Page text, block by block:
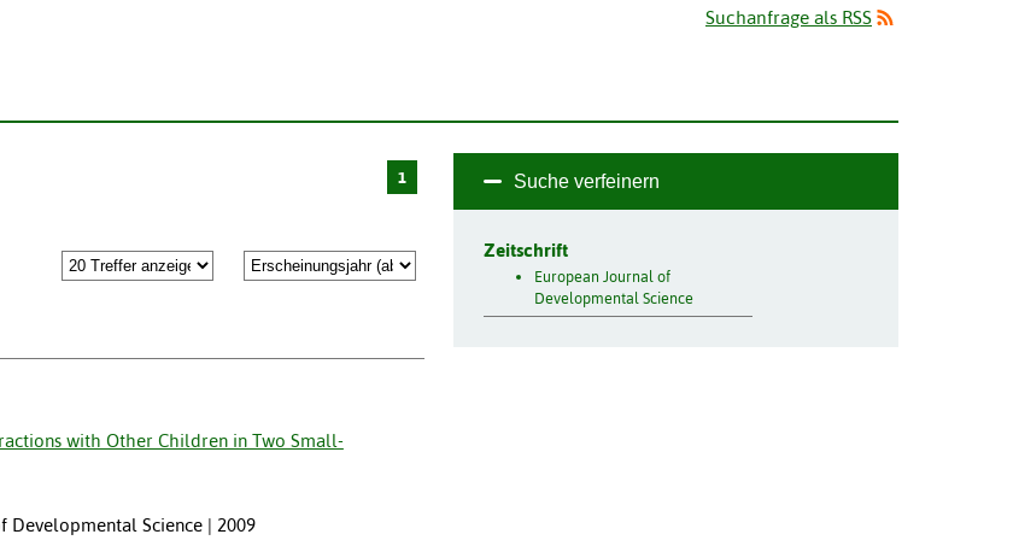
Suchanfrage als RSS
1
with Other Children in Two Small-
Developmental Science | 2009
Suche verfeinern
Zeitschrift
European Journal of
Developmental Science